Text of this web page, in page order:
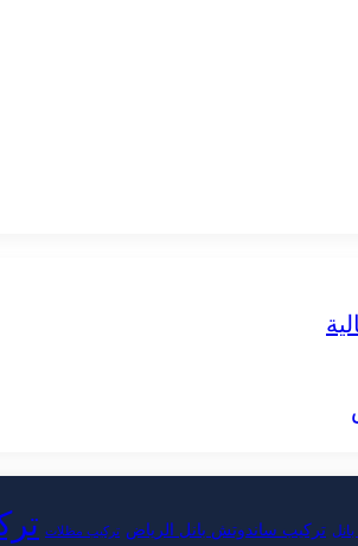
تركيب ساندوتش بانل الرياض تركيب مظلات